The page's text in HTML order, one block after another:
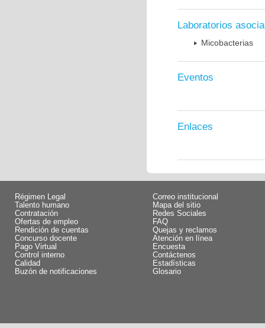
Laboratorios
Micobacterias
Eventos
Enlaces
Régimen Legal
Talento humano
Contratación
Ofertas de empleo
Rendición de cuentas
Concurso docente
Pago Virtual
Control interno
Calidad
Buzón de notificaciones
Correo institucional
Mapa del sitio
Redes Sociales
FAQ
Quejas y reclamos
Atención en línea
Encuesta
Contáctenos
Estadísticas
Glosario